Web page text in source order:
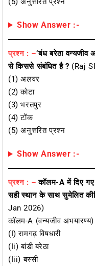
Show Answer :-
प्रश्न : –‘बंध बरेठा वन्यजीव
से किससे संबंधित है ? (Raj
(1) अलवर
(2) कोटा
(3) भरतपुर
(4) टोंक
(5) अनुत्तरित प्रश्न
Show Answer :-
प्रश्न : – कॉलम-A में दिए
सही स्थान के साथ सुमेलित
Jan 2026)
कॉलम-A (वन्यजीव अभयारण्य)
(i) रामगढ़ विषधारी
(ii) बांडी बरेठा
(iii) बस्सी